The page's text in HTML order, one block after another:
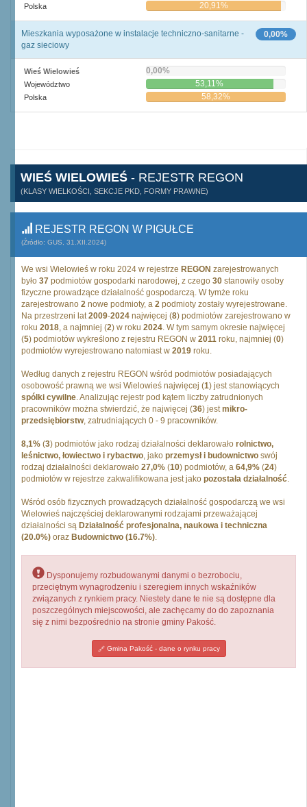
Polska 20,91%
0,00%
Mieszkania wyposażone w instalacje techniczno-sanitarne -
gaz sieciowy
Wieś Wielowieś 0,00%
Województwo 53,11%
Polska 58,32%
WIEŚ WIELOWIEŚ - REJESTR REGON
(KLASY WIELKOŚCI, SEKCJE PKD, FORMY PRAWNE)
REJESTR REGON W PIGUŁCE
(Źródło: GUS, 31.XII.2024)
We wsi Wielowieś w roku 2024 w rejestrze REGON zarejestrowanych
było 37 podmiotów gospodarki narodowej, z czego 30 stanowiły osoby
fizyczne prowadzące działalność gospodarczą. W tymże roku
zarejestrowano 2 nowe podmioty, a 2 podmioty zostały wyrejestrowane.
Na przestrzeni lat2009-2024 najwięcej (8) podmiotów zarejestrowano w
roku 2018, a najmniej (2) w roku 2024. W tym samym okresie najwięcej
(5) podmiotów wykreślono z rejestru REGON w 2011 roku, najmniej (0)
podmiotów wyrejestrowano natomiast w 2019 roku.
Według danych z rejestru REGON wśród podmiotów posiadających
osobowość prawną we wsi Wielowieś najwięcej (1) jest stanowiących
spólki cywilne. Analizując rejestr pod kątem liczby zatrudnionych
pracowników można stwierdzić, że najwięcej (36) jestmikro-
przedsiębiorstw, zatrudniających 0 - 9 pracowników.
8,1% (3) podmiotów jako rodzaj działalności deklarowało rolnictwo,
leśnictwo, łowiectwo i rybactwo, jako przemysł i budownictwo swój
rodzaj działalności deklarowało 27,0% (10) podmiotów, a 64,9% (24)
podmiotów w rejestrze zakwalifikowana jest jako pozostała działalność.
Wśród osób fizycznych prowadzących działalność gospodarczą we wsi
Wielowieś najczęściej deklarowanymi rodzajami przeważającej
działalności są Działalność profesjonalna, naukowa i techniczna
(20.0%) oraz Budownictwo (16.7%).
Dysponujemy rozbudowanymi danymi o bezrobociu,
przeciętnym wynagrodzeniu i szeregiem innych wskaźników
związanych z rynkiem pracy. Niestety dane te nie są dostępne dla
poszczególnych miejscowości, ale zachęcamy do do zapoznania
się z nimi bezpośrednio na stronie gminy Pakość.
Gmina Pakość - dane o rynku pracy